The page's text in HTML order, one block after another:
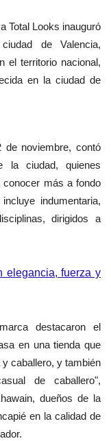
Total Looks inauguró
de Valencia,
el territorio nacional,
en la ciudad de
de noviembre, contó
la ciudad, quienes
conocer más a fondo
indumentaria,
dirigidos a
elegancia, fuerza y
destacaron el
en una tienda que
caballero, y también
de caballero",
dueños de la
en la calidad de